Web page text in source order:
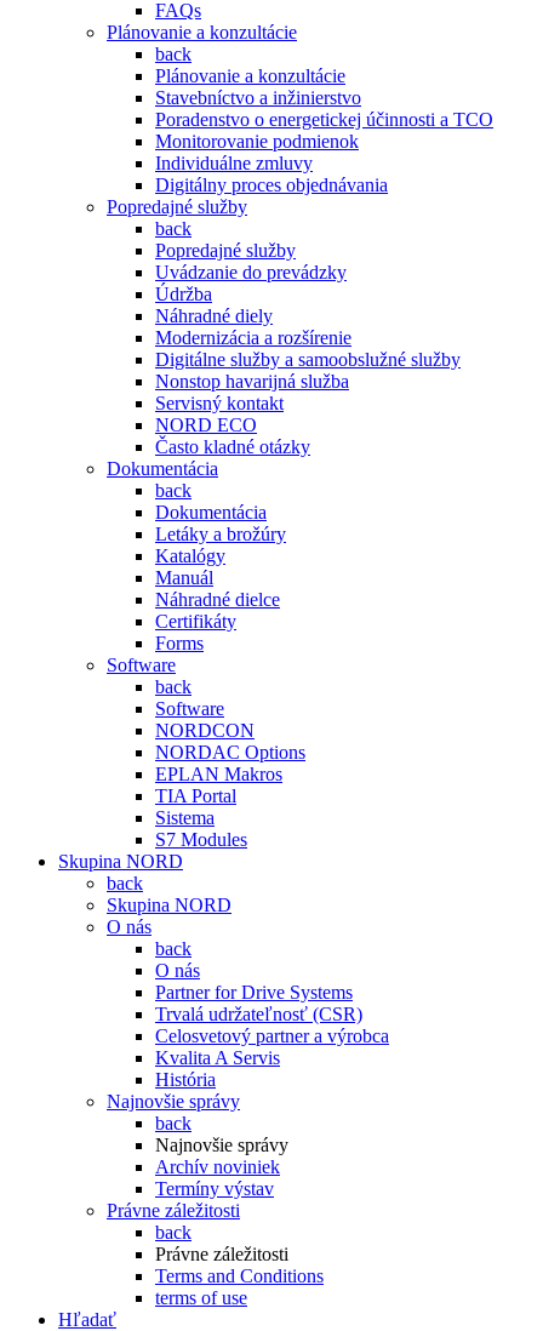
FAQs
Plánovanie a konzultácie
back
Plánovanie a konzultácie
Stavebníctvo a inžinierstvo
Poradenstvo o energetickej účinnosti a TCO
Monitorovanie podmienok
Individuálne zmluvy
Digitálny proces objednávania
Popredajné služby
back
Popredajné služby
Uvádzanie do prevádzky
Údržba
Náhradné diely
Modernizácia a rozšírenie
Digitálne služby a samoobslužné služby
Nonstop havarijná služba
Servisný kontakt
NORD ECO
Často kladné otázky
Dokumentácia
back
Dokumentácia
Letáky a brožúry
Katalógy
Manuál
Náhradné dielce
Certifikáty
Forms
Software
back
Software
NORDCON
NORDAC Options
EPLAN Makros
TIA Portal
Sistema
S7 Modules
Skupina NORD
back
Skupina NORD
O nás
back
O nás
Partner for Drive Systems
Trvalá udržateľnosť (CSR)
Celosvetový partner a výrobca
Kvalita A Servis
História
Najnovšie správy
back
Najnovšie správy
Archív noviniek
Termíny výstav
Právne záležitosti
back
Právne záležitosti
Terms and Conditions
terms of use
Hľadať